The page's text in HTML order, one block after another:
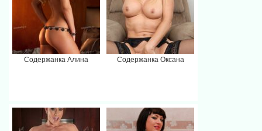
Содержанка Алина Содержанка Оксана